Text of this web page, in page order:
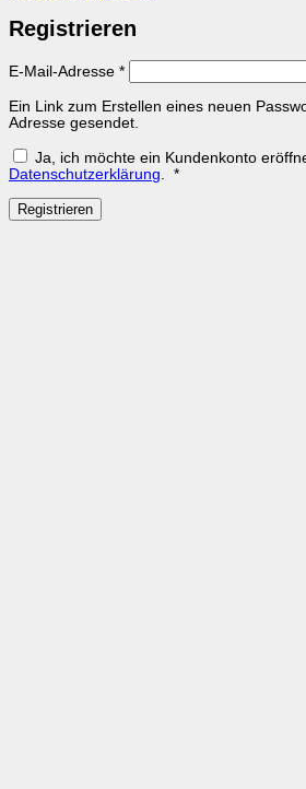
Registrieren
E-Mail-Adresse *Erforderlich
Ein Link zum Erstellen eines neuen
Adresse gesendet.
Ja, ich möchte ein Kundenkonto
Datenschutzerklärung. *Erforderlich
Registrieren